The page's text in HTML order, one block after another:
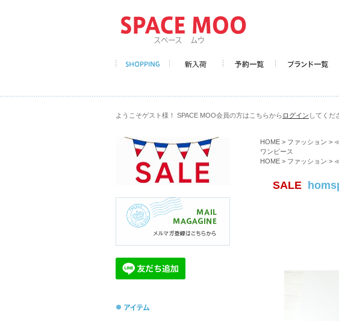
ようこそゲスト様！ SPACE MOO会員の方はこちらから ログイン してくだ
HOME > ファッション >
ワンピース
HOME > ファッション >
SALE